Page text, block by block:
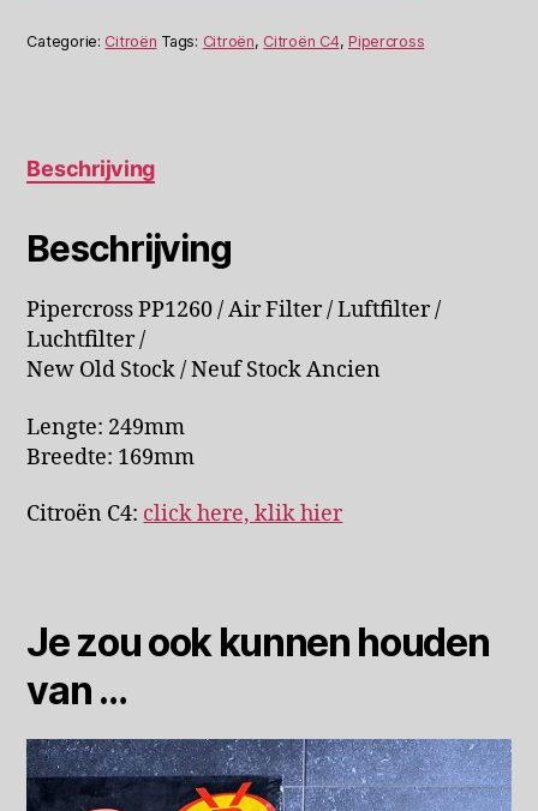
aantal
Categorie: Citroën Tags: Citroën, Citroën C4, Pipercross
Beschrijving
Beschrijving
Pipercross PP1260 / Air Filter / Luftfilter /
Luchtfilter /
New Old Stock / Neuf Stock Ancien
Lengte: 249mm
Breedte: 169mm
Citroën C4: click here, klik hier
Je zou ook kunnen houden
van …